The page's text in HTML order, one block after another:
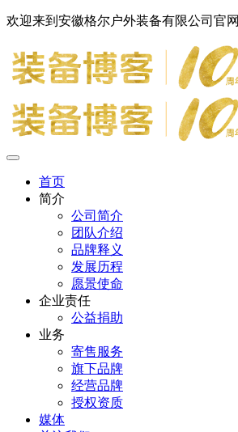
欢迎来到安徽格尔户外装备有限公司官网
首页
简介
公司简介
团队介绍
品牌释义
发展历程
愿景使命
企业责任
公益捐助
业务
寄售服务
旗下品牌
经营品牌
授权资质
媒体